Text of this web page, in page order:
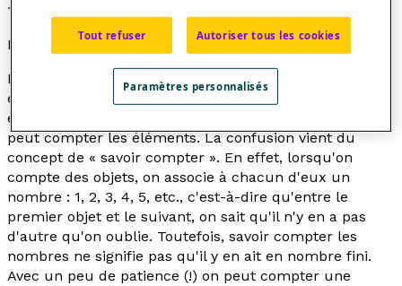
1 000 000 est un ensemble dénombrable.
Note didactique
Les élèves confondent facilement « ensemble fini » et «
ensemble dénombrable » puisqu'on associe un
ensemble dénombrable à un ensemble dont on
peutcompterles éléments. La confusion vient du
concept de « savoir compter ». En effet, lorsqu'on
compte des objets, on associe à chacun d'eux un
nombre : 1, 2, 3, 4, 5, etc., c'est-à-dire qu'entre le
premier objet et le suivant, on sait qu'il n'y en a pas
d'autre qu'on oublie. Toutefois, savoir compter les
nombres ne signifie pas qu'il y en ait en nombre fini.
Avec un peu de patience (!) on peut compter une
Tout refuser Autoriser tous les cookies
Paramètres personnalisés